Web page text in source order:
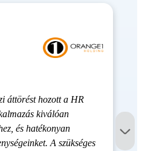
áttörést hozott a HR
kiválóan
és hatékonyan
A szükséges